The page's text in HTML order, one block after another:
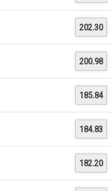
202.30
200.98
185.84
184.83
182.20